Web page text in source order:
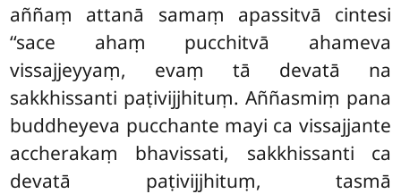
aññaṃ attanā samaṃ apassitvā cintesi
‘‘sace ahaṃ pucchitvā ahameva
vissajjeyyaṃ, evaṃ tā devatā na
sakkhissanti paṭivijjhituṃ. Aññasmiṃ pana
buddheyeva pucchante mayi ca vissajjante
accherakaṃ bhavissati, sakkhissanti ca
devatā paṭivijjhituṃ, tasmā